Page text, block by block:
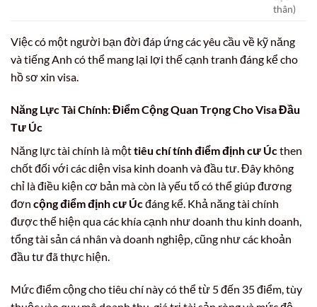
thân)
Việc có một người bạn đời đáp ứng các yêu cầu về kỹ năng
và tiếng Anh có thể mang lại lợi thế cạnh tranh đáng kể cho
hồ sơ xin visa.
Năng Lực Tài Chính: Điểm Cộng Quan Trọng Cho Visa Đầu
Tư Úc
Năng lực tài chính là mộttiêu chí tính điểm định cư Úcthen
chốt đối với các diện visa kinh doanh và đầu tư. Đây không
chỉ là điều kiện cơ bản mà còn là yếu tố có thể giúp đương
đơn cộng điểm định cư Úcđáng kể. Khả năng tài chính
được thể hiện qua các khía cạnh như doanh thu kinh doanh,
tổng tài sản cá nhân và doanh nghiệp, cũng như các khoản
đầu tư đã thực hiện.
Mức điểm cộng cho tiêu chí này có thể từ 5 đến 35 điểm, tùy